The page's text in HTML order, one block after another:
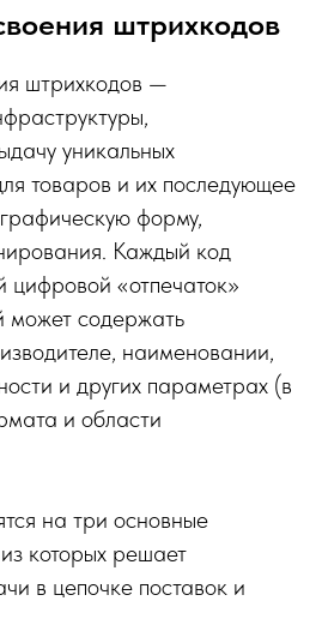
штрихкодов
штрихкодов —
уникальных
товаров и их последующее
форму,
Каждый код
цифровой «отпечаток»
может содержать
наименовании,
и других параметрах (в
и области
на три основные
которых решает
в цепочке поставок и